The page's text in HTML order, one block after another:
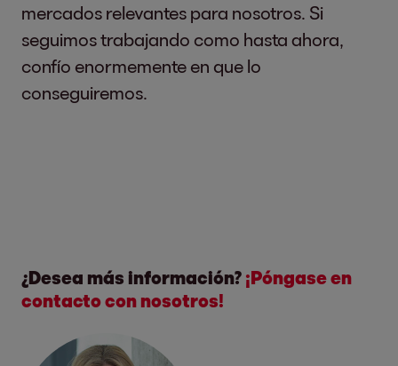
mercados relevantes para nosotros. Si
seguimos trabajando como hasta ahora,
confío enormemente en que lo
conseguiremos.
¿Desea más información? ¡Póngase en
contacto con nosotros!